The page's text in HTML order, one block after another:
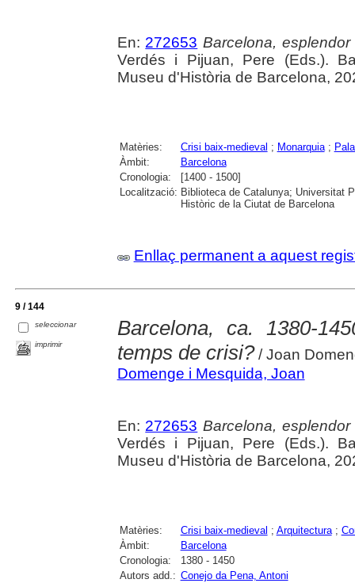
En: 272653 Barcelona,
Verdés i Pijuan, Pere (Eds.).
Museu d'Història de Barcelona,
Matèries: Crisi baix-medieval ; Monarquia;
Àmbit:
Barcelona
Cronologia:
[1400 - 1500]
Localització: Biblioteca de Catalunya; Universitat
Històric de la Ciutat de Barcelona
Enllaç permanent a aquest
9 / 144
seleccionar
imprimir
Barcelona, ca. 1380-
temps de crisi?/ Joan
Domenge i Mesquida, Joan
En: 272653 Barcelona,
Verdés i Pijuan, Pere (Eds.).
Museu d'Història de Barcelona,
Matèries: Crisi baix-medieval ; Arquitectura;
Àmbit:
Barcelona
Cronologia:
1380 - 1450
Autors add.: Conejo da Pena, Antoni